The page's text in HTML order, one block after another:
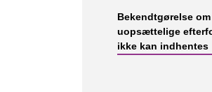
Bekendtgørelse
uopsættelige
ikke kan indhentes